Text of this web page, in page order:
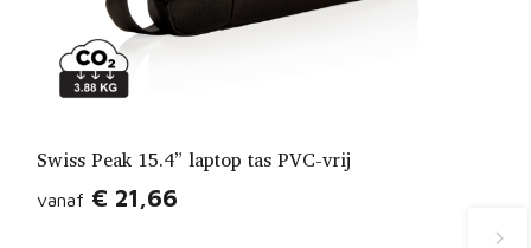
Swiss Peak 15.4” laptop tas PVC-vrij
vanaf € 21,66